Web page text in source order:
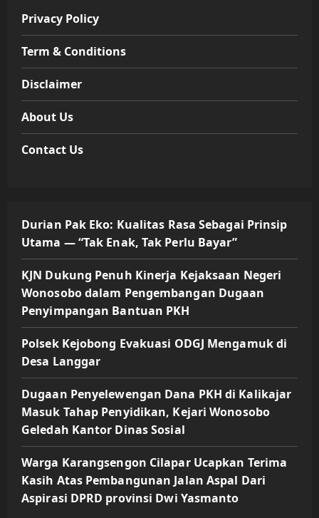
Privacy Policy
Term & Conditions
Disclaimer
About Us
Contact Us
Durian Pak Eko: Kualitas Rasa Sebagai Prinsip
Utama — “Tak Enak, Tak Perlu Bayar”
KJN Dukung Penuh Kinerja Kejaksaan Negeri
Wonosobo dalam Pengembangan Dugaan
Penyimpangan Bantuan PKH
Polsek Kejobong Evakuasi ODGJ Mengamuk di
Desa Langgar
Dugaan Penyelewengan Dana PKH di Kalikajar
Masuk Tahap Penyidikan, Kejari Wonosobo
Geledah Kantor Dinas Sosial
Warga Karangsengon Cilapar Ucapkan Terima
Kasih Atas Pembangunan Jalan Aspal Dari
Aspirasi DPRD provinsi Dwi Yasmanto